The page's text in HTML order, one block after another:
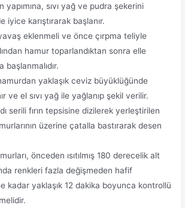
yapımına, sıvı yağ ve pudra şekerini
iyice karıştırarak başlanır.
eklenmeli ve önce çırpma teliyle
hamur toparlandıktan sonra elle
başlanmalıdır.
yaklaşık ceviz büyüklüğünde
ve el sıvı yağ ile yağlanıp şekil verilir.
serili fırın tepsisine dizilerek yerleştirilen
üzerine çatalla bastırarak desen
önceden ısıtılmış 180 derecelik alt
renkleri fazla değişmeden hafif
kadar yaklaşık 12 dakika boyunca kontrollü